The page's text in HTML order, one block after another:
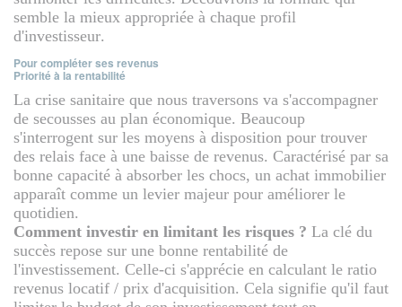
semble la mieux appropriée à chaque profil
d'investisseur.
Pour compléter ses revenus
Priorité à la rentabilité
La crise sanitaire que nous traversons va s'accompagner
de secousses au plan économique. Beaucoup
s'interrogent sur les moyens à disposition pour trouver
des relais face à une baisse de revenus. Caractérisé par sa
bonne capacité à absorber les chocs, un achat immobilier
apparaît comme un levier majeur pour améliorer le
quotidien.
Comment investir en limitant les risques ? La clé du
succès repose sur une bonne rentabilité de
l'investissement. Celle-ci s'apprécie en calculant le ratio
revenus locatif / prix d'acquisition. Cela signifie qu'il faut